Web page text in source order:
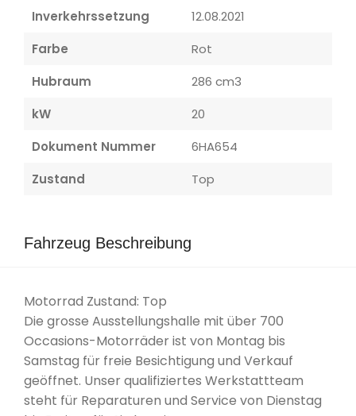
Inverkehrssetzung
12.08.2021
Farbe
Rot
Hubraum
286 cm3
kW
20
Dokument Nummer
6HA654
Zustand
Top
Fahrzeug Beschreibung
Motorrad Zustand: Top
Die grosse Ausstellungshalle mit über 700
Occasions-Motorräder ist von Montag bis
Samstag für freie Besichtigung und Verkauf
geöffnet. Unser qualifiziertes Werkstattteam
steht für Reparaturen und Service von Dienstag